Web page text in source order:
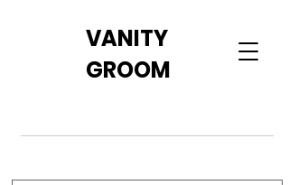
VANITY
GROOM